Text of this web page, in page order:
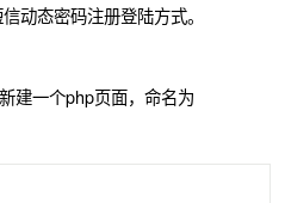
动态密码注册登陆方式。
建一个php页面，命名为